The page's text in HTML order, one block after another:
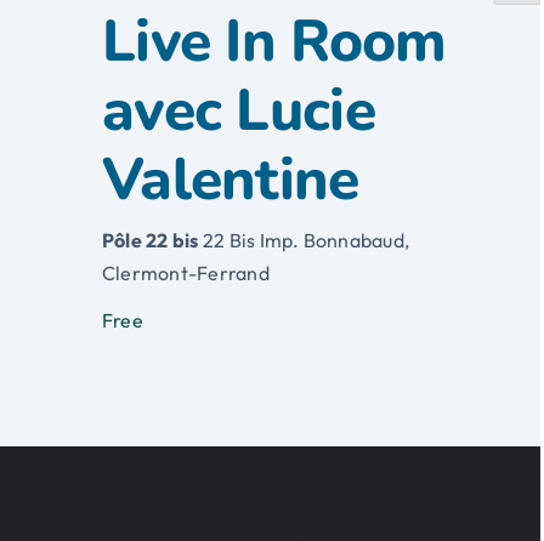
Live In Room
avec Lucie
Valentine
Pôle 22 bis 22 Bis Imp. Bonnabaud,
Clermont-Ferrand
Free